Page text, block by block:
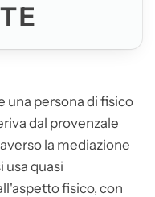
una persona di fisico
dal provenzale
la mediazione
usa quasi
fisico, con